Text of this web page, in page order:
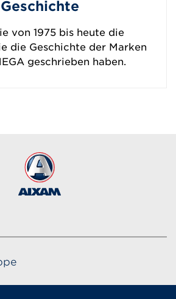
Geschichte
von 1975 bis heute die
die Geschichte der Marken
geschrieben haben.